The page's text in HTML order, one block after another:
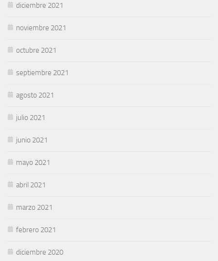
diciembre 2021
noviembre 2021
octubre 2021
septiembre 2021
agosto 2021
julio 2021
junio 2021
mayo 2021
abril 2021
marzo 2021
febrero 2021
diciembre 2020